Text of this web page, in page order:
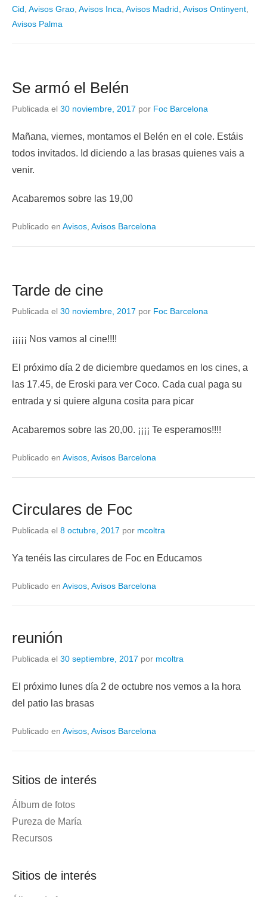
Cid Avisos Grao Avisos Inca Avisos Madrid Avisos Ontinyent
Avisos Palma
Se armó el Belén
Publicada el 30 noviembre, 2017 por Foc Barcelona
Mañana, viernes, montamos el Belén en el cole. Estáis
todos invitados. Id diciendo a las brasas quienes vais a
venir.
Acabaremos sobre las 19,00
Publicado en Avisos Avisos Barcelona
Tarde de cine
Publicada el 30 noviembre, 2017 por Foc Barcelona
¡¡¡¡¡ Nos vamos al cine!!!!
El próximo día 2 de diciembre quedamos en los cines, a
las 17.45, de Eroski para ver Coco. Cada cual paga su
entrada y si quiere alguna cosita para picar
Acabaremos sobre las 20,00. ¡¡¡¡ Te esperamos!!!!
Publicado en Avisos Avisos Barcelona
Circulares de Foc
Publicada el 8 octubre, 2017 por mcoltra
Ya tenéis las circulares de Foc en Educamos
Publicado en Avisos Avisos Barcelona
reunión
Publicada el 30 septiembre, 2017 por mcoltra
El próximo lunes día 2 de octubre nos vemos a la hora
del patio las brasas
Publicado en Avisos Avisos Barcelona
Sitios de interés
Álbum de fotos
Pureza de María
Recursos
Sitios de interés